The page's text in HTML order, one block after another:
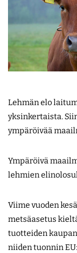
Lehmän elo
yksinkertaista.
ympäröivää
Ympäröivä
lehmien
Viime vuoden
metsäasetus
tuotteiden
niiden tuonnin